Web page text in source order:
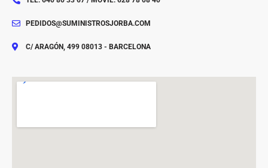
PEDIDOS@SUMINISTROSJORBA.COM
C/ ARAGÓN, 499 08013 - BARCELONA